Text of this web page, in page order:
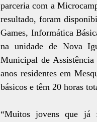
parceria com a
resultado, foram
Games, Informática
na unidade de Nova
Municipal de
anos residentes em
básicos e têm 20 horas
“Muitos jovens que já